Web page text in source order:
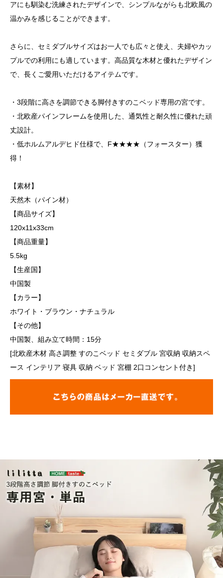
アにも馴染む洗練されたデザインで、シンプルながらも北欧風の
温かみを感じることができます。
さらに、セミダブルサイズはお一人でも広々と使え、夫婦やカッ
プルでの利用にも適しています。高品質な木材と優れたデザイン
で、長くご愛用いただけるアイテムです。
・3段階に高さを調節できる脚付きすのこベッド専用の宮です。
・北欧産パインフレームを使用した、通気性と耐久性に優れた頑
丈設計。
・低ホルムアルデヒド仕様で、F★★★★（フォースター）獲
得！
【素材】
天然木（パイン材）
【商品サイズ】
120x11x33cm
【商品重量】
5.5kg
【生産国】
中国製
【カラー】
ホワイト・ブラウン・ナチュラル
【その他】
中国製、組み立て時間：15分
[北欧産木材 高さ調整 すのこベッド セミダブル 宮収納 収納スペ
ース インテリア 寝具 収納 ベッド 宮棚 2口コンセント付き]